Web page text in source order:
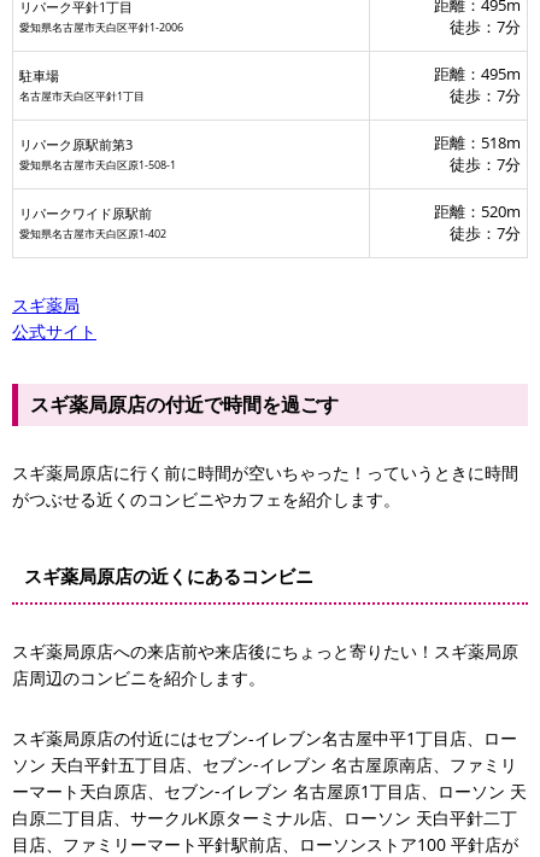
リパーク平針1丁目
愛知県名古屋市天白区平針1-2006
距離：495m
徒歩：7分
駐車場
名古屋市天白区平針1丁目
距離：495m
徒歩：7分
リパーク原駅前第3
愛知県名古屋市天白区原1-508-1
距離：518m
徒歩：7分
リパークワイド原駅前
愛知県名古屋市天白区原1-402
距離：520m
徒歩：7分
スギ薬局
公式サイト
スギ薬局原店の付近で時間を過ごす
スギ薬局原店に行く前に時間が空いちゃった！っていうときに時間
がつぶせる近くのコンビニやカフェを紹介します。
スギ薬局原店の近くにあるコンビニ
スギ薬局原店への来店前や来店後にちょっと寄りたい！スギ薬局原
店周辺のコンビニを紹介します。
スギ薬局原店の付近にはセブン-イレブン名古屋中平1丁目店、ロー
ソン 天白平針五丁目店、セブン‐イレブン 名古屋原南店、ファミリ
ーマート天白原店、セブン‐イレブン 名古屋原1丁目店、ローソン 天
白原二丁目店、サークルK原ターミナル店、ローソン 天白平針二丁
目店、ファミリーマート平針駅前店、ローソンストア100 平針店が
セブン‐イレブン 名古屋原南店
ローソン 天白原二丁目店
サークルK原ターミナル店